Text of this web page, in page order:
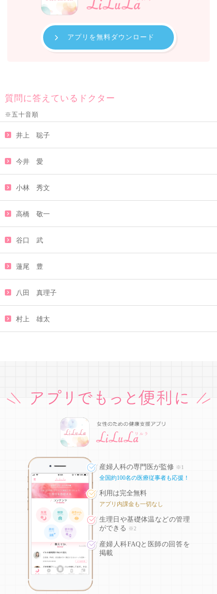
アプリを無料ダウンロード
質問に答えているドクター
※五十音順
井上 聡子
今井 愛
小林 秀文
高橋 敬一
谷口 武
蓮尾 豊
八田 真理子
村上 雄太
産婦人科の専門医が監修 ※1
全国約100名の医療従事者も応援！
利用は完全無料
アプリ内課金も一切なし
生理日や基礎体温などの管理
ができる
※2
産婦人科FAQと医師の回答を
掲載